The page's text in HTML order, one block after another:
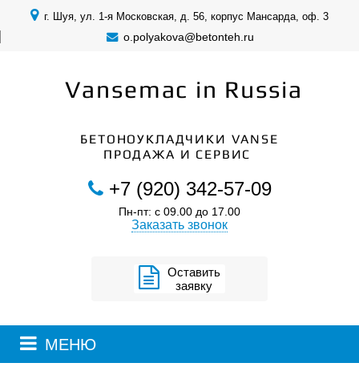
г. Шуя, ул. 1-я Московская, д. 56, корпус Мансарда, оф. 3
o.polyakova@betonteh.ru
Vansemac in Russia
БЕТОНОУКЛАДЧИКИ VANSE
ПРОДАЖА И СЕРВИС
+7 (920) 342-57-09
Пн-пт: с 09.00 до 17.00
Заказать звонок
Оставить
заявку
МЕНЮ